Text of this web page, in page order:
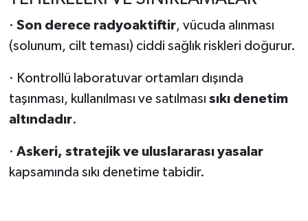
· Son derece radyoaktiftir, vücuda alınması
(solunum, cilt teması) ciddi sağlık riskleri doğurur.
· Kontrollü laboratuvar ortamları dışında
taşınması, kullanılması ve satılması sıkı denetim
altındadır.
· Askeri, stratejik ve uluslararası yasalar
kapsamında sıkı denetime tabidir.